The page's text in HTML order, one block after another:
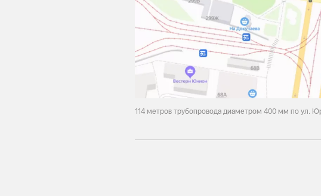
114 метров трубопровода диаметром 400 мм по ул.